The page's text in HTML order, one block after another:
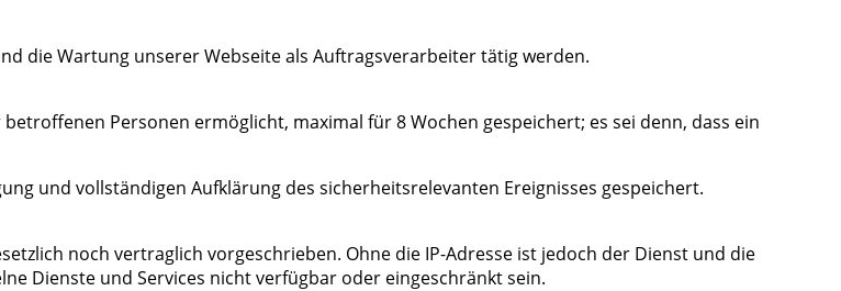
die Wartung unserer Webseite als Auftragsverarbeiter tätig werden.
Personen ermöglicht, maximal für 8 Wochen gespeichert; es sei denn, dass ein
und vollständigen Aufklärung des sicherheitsrelevanten Ereignisses gespeichert.
noch vertraglich vorgeschrieben. Ohne die IP-Adresse ist jedoch der Dienst und die
Dienste und Services nicht verfügbar oder eingeschränkt sein.